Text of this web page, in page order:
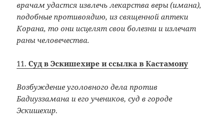
врачам удастся извлечь лекарства веры (имана),
подобные противоядию, из священной аптеки
Корана, то они исцелят свои болезни и излечат
раны человечества.
11.Суд в Эскишехире и ссылка в Кастамону
Возбуждение уголовного дела против
Бадиуззамана и его учеников, суд в городе
Эскишехир.